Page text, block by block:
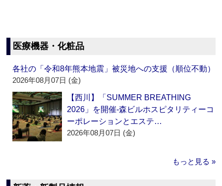
医療機器・化粧品
各社の「令和8年熊本地震」被災地への支援（順位不動）
2026年08月07日 (金)
【西川】「SUMMER BREATHING
2026」を開催‐森ビルホスピタリティーコ
ーポレーションとエステ…
2026年08月07日 (金)
もっと見る »